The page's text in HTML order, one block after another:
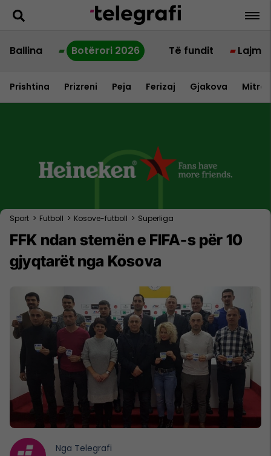
Ballina Botërori 2026 Të fundit Lajme
Prishtina Prizreni Peja Ferizaj Gjakova
Sport > Futboll > Kosove-futboll > Superliga
FFK ndan stemën e FIFA-s për 10
gjyqtarët nga Kosova
Nga Telegrafi